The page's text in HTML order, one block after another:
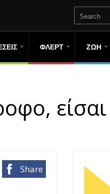
ΦΛΕΡΤ ΖΩΗ
Share